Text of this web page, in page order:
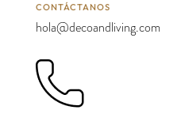
CONTÁCTANOS
hola@decoandliving.com